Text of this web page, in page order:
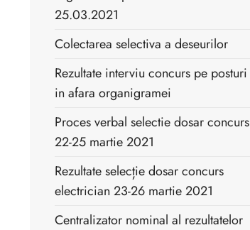
25.03.2021
Colectarea selectiva a deseurilor
Rezultate interviu concurs pe posturi
in afara organigramei
Proces verbal selectie dosar concurs
22-25 martie 2021
Rezultate selecție dosar concurs
electrician 23-26 martie 2021
Centralizator nominal al rezultatelor